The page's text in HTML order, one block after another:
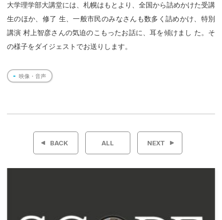
大学理学部大講堂には、札幌はもとより、全国から詰めかけた受講
生のほか、修了 生、一般市民のみなさんも数多く詰めかけ、特別
講演 村上智彦さんの気迫のこもったお話に、耳を傾けまし た。そ
の様子をダイジェストでお送りします。
映像・音声
投
BACK ALL NEXT